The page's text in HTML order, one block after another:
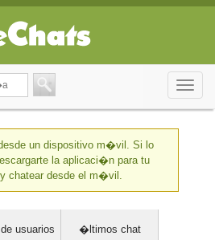
Toggle
un dispositivo m�vil. Si lo
la aplicaci�n para tu
chatear desde el m�vil.
usuarios �ltimos chat